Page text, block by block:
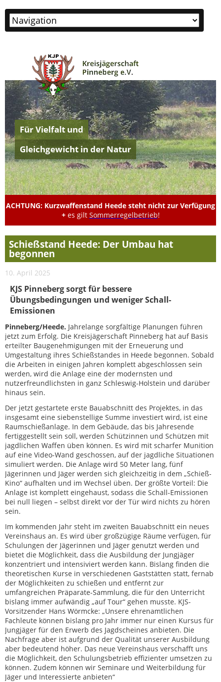
Zielseite
Für Vielfalt und
Gleichgewicht in der Natur
ACHTUNG: Kurzwaffenstand Heede steht nicht zur Verfügung
+ es gilt Sommerregelbetrieb!
Schießstand Heede: Der Umbau hat
begonnen
10. April 2025
KJS Pinneberg sorgt für bessere
Übungsbedingungen und weniger Schall-
Emissionen
Pinneberg/Heede. Jahrelange sorgfältige Planungen führen
jetzt zum Erfolg. Die Kreisjägerschaft Pinneberg hat auf Basis
erteilter Baugenehmigungen mit der Erneuerung und
Umgestaltung ihres Schießstandes in Heede begonnen. Sobald
die Arbeiten in einigen Jahren komplett abgeschlossen sein
werden, wird die Anlage eine der modernsten und
nutzerfreundlichsten in ganz Schleswig-Holstein und darüber
hinaus sein.
Der jetzt gestartete erste Bauabschnitt des Projektes, in das
insgesamt eine siebenstellige Summe investiert wird, ist eine
Raumschießanlage. In dem Gebäude, das bis Jahresende
fertiggestellt sein soll, werden Schützinnen und Schützen mit
jagdlichen Waffen üben können. Es wird mit scharfer Munition
auf eine Video-Wand geschossen, auf der jagdliche Situationen
simuliert werden. Die Anlage wird 50 Meter lang, fünf
Jägerinnen und Jäger werden sich gleichzeitig in dem „Schieß-
Kino“ aufhalten und im Wechsel üben. Der größte Vorteil: Die
Anlage ist komplett eingehaust, sodass die Schall-Emissionen
bei null liegen – selbst direkt vor der Tür wird nichts zu hören
sein.
Im kommenden Jahr steht im zweiten Bauabschnitt ein neues
Vereinshaus an. Es wird über großzügige Räume verfügen, für
Schulungen der Jägerinnen und Jäger genutzt werden und
bietet die Möglichkeit, dass die Ausbildung der Jungjäger
konzentriert und intensiviert werden kann. Bislang finden die
theoretischen Kurse in verschiedenen Gaststätten statt, fernab
der Möglichkeiten zu schießen und entfernt zur
umfangreichen Präparate-Sammlung, die für den Unterricht
bislang immer aufwändig „auf Tour“ gehen musste. KJS-
Vorsitzender Hans Wörmcke: „Unsere ehrenamtlichen
Fachleute können bislang pro Jahr immer nur einen Kursus für
Jungjäger für den Erwerb des Jagdscheines anbieten. Die
Nachfrage aber ist aufgrund der Qualität unserer Ausbildung
aber bedeutend höher. Das neue Vereinshaus verschafft uns
die Möglichkeit, den Schulungsbetrieb effizienter umsetzen zu
können. Zudem können wir Seminare und Weiterbildung für
Jäger und Interessierte anbieten“